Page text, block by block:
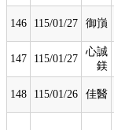
146 115/01/27 御嵿
147 115/01/27
心誠
鎂
148 115/01/26 佳醫